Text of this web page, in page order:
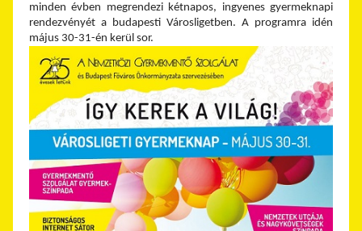
minden évben megrendezi kétnapos, ingyenes gyermeknapi
rendezvényét a budapesti Városligetben. A programra idén
május 30-31-én kerül sor.